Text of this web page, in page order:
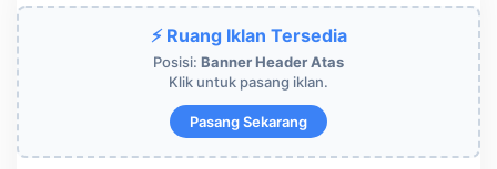
t
a
o
i
⚡ Ruang Iklan Tersedia
Posisi: Banner Header Atas
Klik untuk pasang iklan.
Pasang Sekarang